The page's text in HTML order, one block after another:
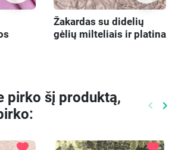
Žakardas su didelių
gėlių milteliais ir platina
pirko šį produktą,
keyboard_arrow_left keyboard_arrow_right